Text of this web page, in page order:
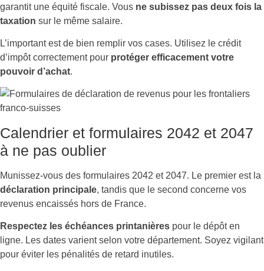
garantit une équité fiscale. Vous ne subissez pas deux fois la
taxation sur le même salaire.
L’important est de bien remplir vos cases. Utilisez le crédit
d’impôt correctement pour protéger efficacement votre
pouvoir d’achat.
Calendrier et formulaires 2042 et 2047
à ne pas oublier
Munissez-vous des formulaires 2042 et 2047. Le premier est la
déclaration principale, tandis que le second concerne vos
revenus encaissés hors de France.
Respectez les échéances printanières pour le dépôt en
ligne. Les dates varient selon votre département. Soyez vigilant
pour éviter les pénalités de retard inutiles.